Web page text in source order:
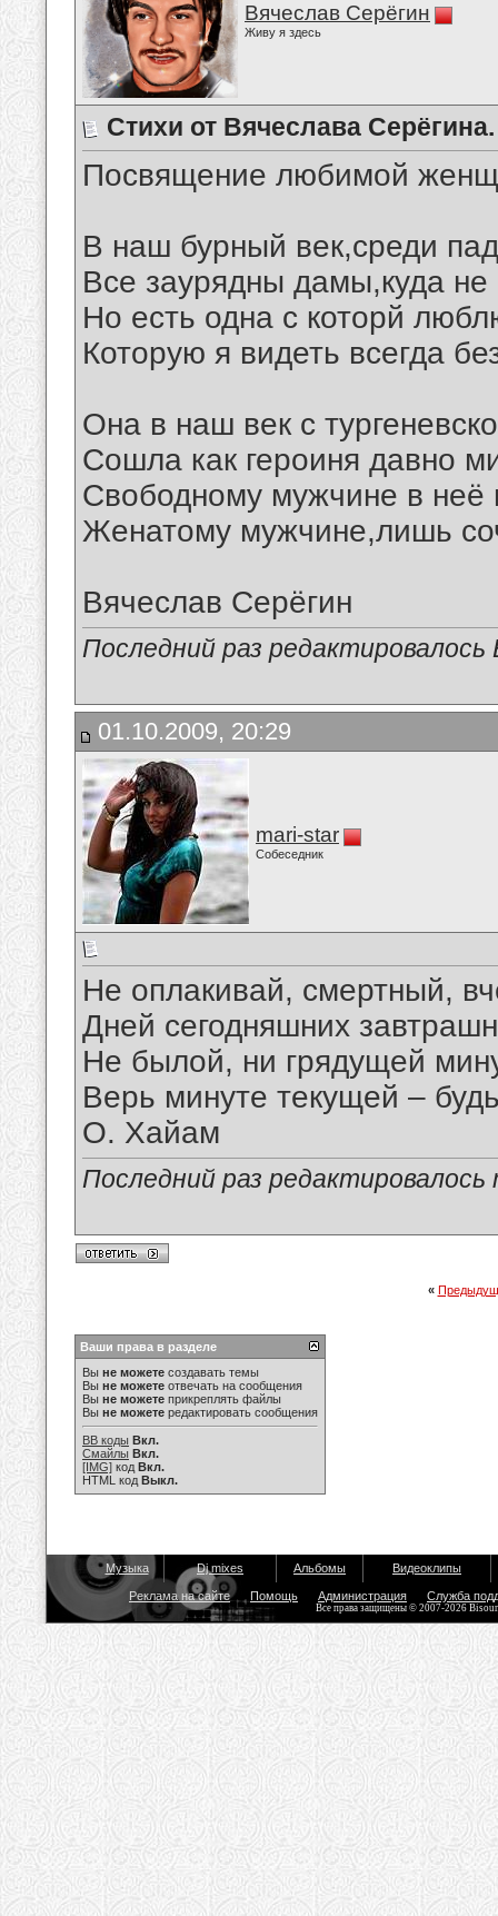
Вячеслав Серёгин
Живу я здесь
Стихи от Вячеслава Серёгина.
Посвящение любимой
В наш бурный век,среди
Все заурядны дамы,куда не
Но есть одна с которй
Которую я видеть всегда
Она в наш век с
Сошла как героиня давно
Свободному мужчине в неё
Женатому мужчине,лишь
Вячеслав Серёгин
Последний раз
01.10.2009, 20:29
mari-star
Собеседник
Не оплакивай, смертный,
Дней сегодняшних
Не былой, ни грядущей
Верь минуте текущей –
О. Хайам
Последний раз
«
Ваши права в разделе
Вы не можете создавать темы
Вы не можете отвечать на сообщения
Вы не можете прикреплять файлы
Вы не можете редактировать сообщения
BB коды Вкл.
Смайлы Вкл.
[IMG] код Вкл.
HTML код Выкл.
Музыка Dj mixes Альбомы Видеоклипы
Реклама на сайте Помощь Администрация Служба
Все права защищены © 2007-2026